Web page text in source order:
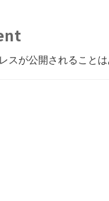
スが公開されることは